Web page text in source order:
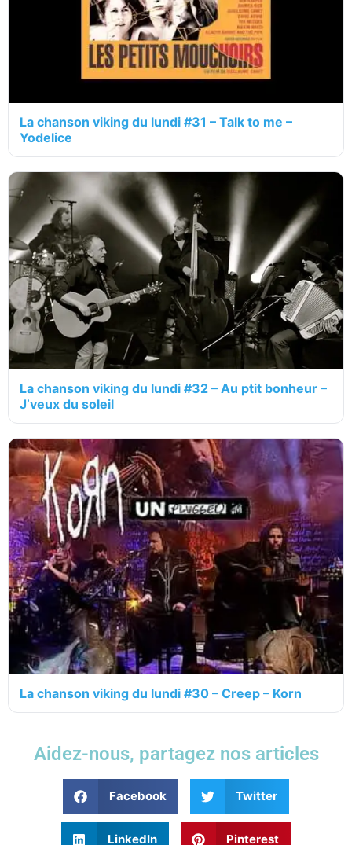
La chanson viking du lundi #31 – Talk to me –
Yodelice
La chanson viking du lundi #32 – Au ptit bonheur –
J’veux du soleil
La chanson viking du lundi #30 – Creep – Korn
Aidez-nous, partagez nos articles
Facebook Twitter
LinkedIn Pinterest